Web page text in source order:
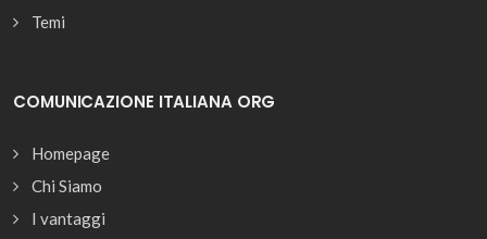
Temi
COMUNICAZIONE ITALIANA ORG
Homepage
Chi Siamo
I vantaggi